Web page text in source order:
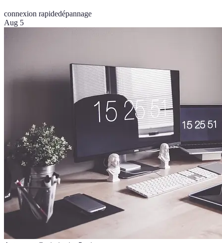
connexion rapidedépannage
Aug 5